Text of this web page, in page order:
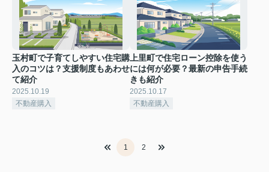
玉村町で子育てしやすい住宅購
入のコツは？支援制度もあわせ
て紹介
2025.10.19
不動産購入
上里町で住宅ローン控除を使う
には何が必要？最新の申告手続
きも紹介
2025.10.17
不動産購入
1 2